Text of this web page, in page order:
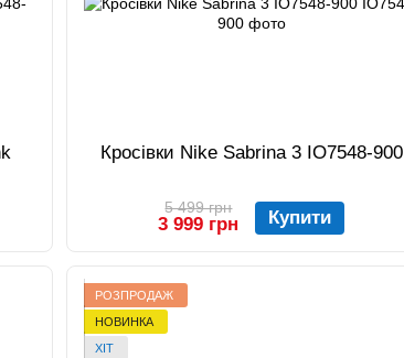
Кросівки Nike Sabrina 3 IO7548-900
5 499 грн
3 999 грн Купити
РОЗПРОДАЖ
НОВИНКА
ХІТ